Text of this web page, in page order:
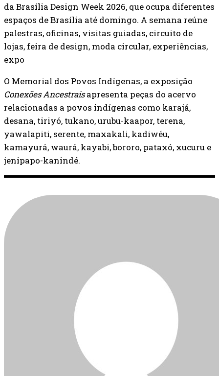
da Brasília Design Week 2026, que ocupa diferentes
espaços de Brasília até domingo. A semana reúne
palestras, oficinas, visitas guiadas, circuito de
lojas, feira de design, moda circular, experiências,
expo
O Memorial dos Povos Indígenas, a exposição
Conexões Ancestraisapresenta peças do acervo
relacionadas a povos indígenas como karajá,
desana, tiriyó, tukano, urubu-kaapor, terena,
yawalapiti, serente, maxakali, kadiwéu,
kamayurá, waurá, kayabi, bororo, pataxó, xucuru e
jenipapo-kanindé.